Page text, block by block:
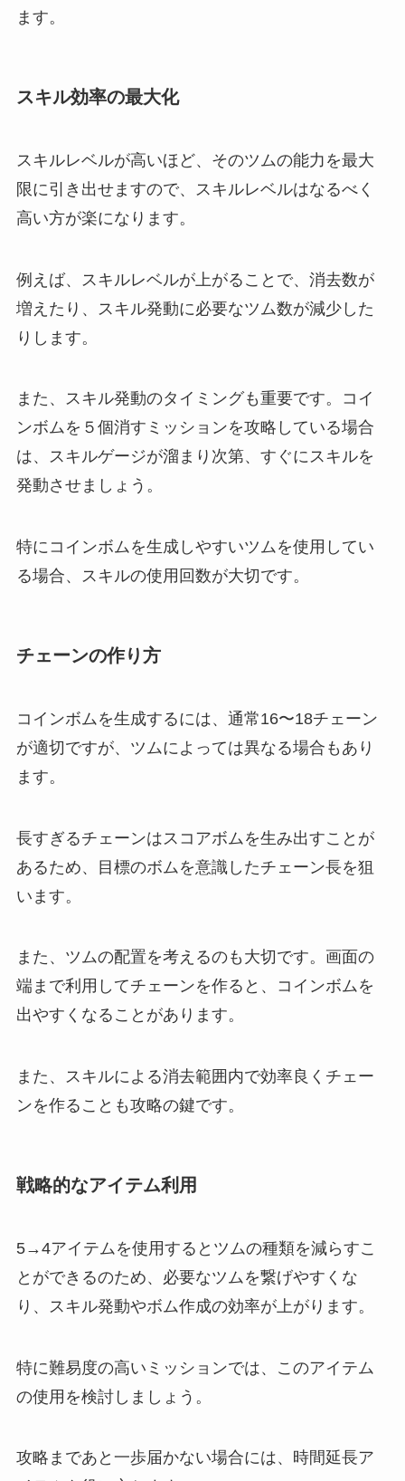
ます。
スキル効率の最大化
スキルレベルが高いほど、そのツムの能力を最大
限に引き出せますので、スキルレベルはなるべく
高い方が楽になります。
例えば、スキルレベルが上がることで、消去数が
増えたり、スキル発動に必要なツム数が減少した
りします。
また、スキル発動のタイミングも重要です。コイ
ンボムを５個消すミッションを攻略している場合
は、スキルゲージが溜まり次第、すぐにスキルを
発動させましょう。
特にコインボムを生成しやすいツムを使用してい
る場合、スキルの使用回数が大切です。
チェーンの作り方
コインボムを生成するには、通常16〜18チェーン
が適切ですが、ツムによっては異なる場合もあり
ます。
長すぎるチェーンはスコアボムを生み出すことが
あるため、目標のボムを意識したチェーン長を狙
います。
また、ツムの配置を考えるのも大切です。画面の
端まで利用してチェーンを作ると、コインボムを
出やすくなることがあります。
また、スキルによる消去範囲内で効率良くチェー
ンを作ることも攻略の鍵です。
戦略的なアイテム利用
5→4アイテムを使用するとツムの種類を減らすこ
とができるのため、必要なツムを繋げやすくな
り、スキル発動やボム作成の効率が上がります。
特に難易度の高いミッションでは、このアイテム
の使用を検討しましょう。
攻略まであと一歩届かない場合には、時間延長ア